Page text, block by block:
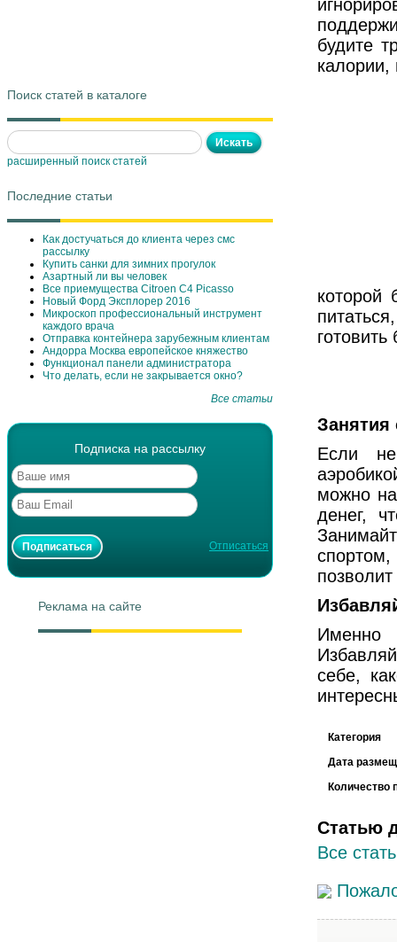
Поиск статей в каталоге
расширенный поиск статей
Последние статьи
Как достучаться до клиента через смс
рассылку
Купить санки для зимних прогулок
Азартный ли вы человек
Все приемущества Сitroen C4 Picasso
Новый Форд Эксплорер 2016
Микроскоп профессиональный инструмент
каждого врача
Отправка контейнера зарубежным клиентам
Андорра Москва европейское княжество
Функционал панели администратора
Что делать, если не закрывается окно?
Все статьи
Подписка на рассылку
Отписаться
Реклама на сайте
будите
которой
Занятия
Если
можно
денег,
Именно
себе,
Категория
Дата
Количество
Статью
Все